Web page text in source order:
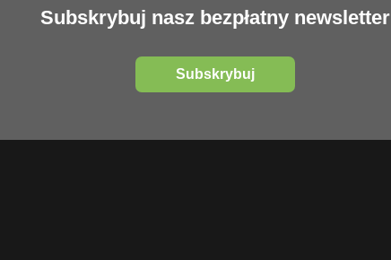
Subskrybuj nasz bezpłatny newsletter
Subskrybuj